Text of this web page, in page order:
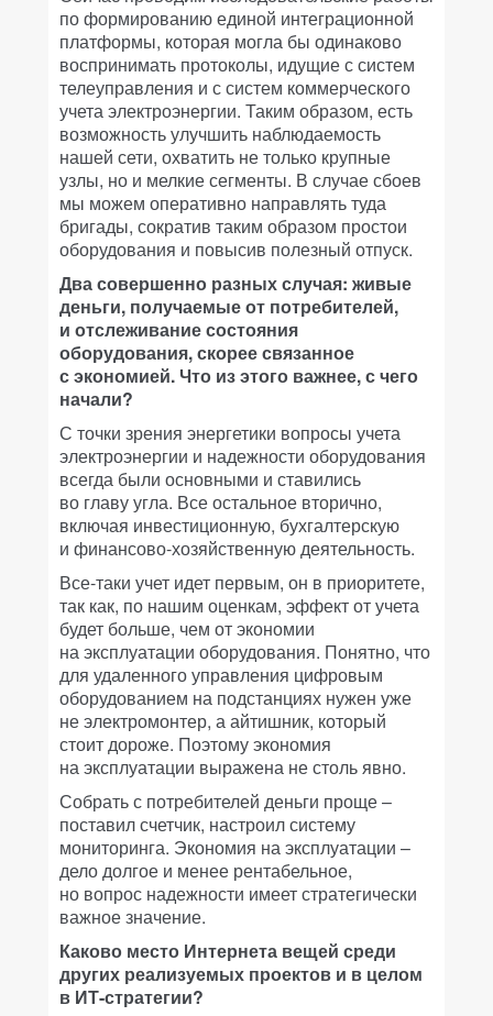
по формированию единой интеграционной
платформы, которая могла бы одинаково
воспринимать протоколы, идущие с систем
телеуправления и с систем коммерческого
учета электроэнергии. Таким образом, есть
возможность улучшить наблюдаемость
нашей сети, охватить не только крупные
узлы, но и мелкие сегменты. В случае сбоев
мы можем оперативно направлять туда
бригады, сократив таким образом простои
оборудования и повысив полезный отпуск.
Два совершенно разных случая: живые
деньги, получаемые от потребителей,
и отслеживание состояния
оборудования, скорее связанное
с экономией. Что из этого важнее, с чего
начали?
С точки зрения энергетики вопросы учета
электроэнергии и надежности оборудования
всегда были основными и ставились
во главу угла. Все остальное вторично,
включая инвестиционную, бухгалтерскую
и финансово-хозяйственную деятельность.
Все-таки учет идет первым, он в приоритете,
так как, по нашим оценкам, эффект от учета
будет больше, чем от экономии
на эксплуатации оборудования. Понятно, что
для удаленного управления цифровым
оборудованием на подстанциях нужен уже
не электромонтер, а айтишник, который
стоит дороже. Поэтому экономия
на эксплуатации выражена не столь явно.
Собрать с потребителей деньги проще –
поставил счетчик, настроил систему
мониторинга. Экономия на эксплуатации –
дело долгое и менее рентабельное,
но вопрос надежности имеет стратегически
важное значение.
Каково место Интернета вещей среди
других реализуемых проектов и в целом
в ИТ-стратегии?